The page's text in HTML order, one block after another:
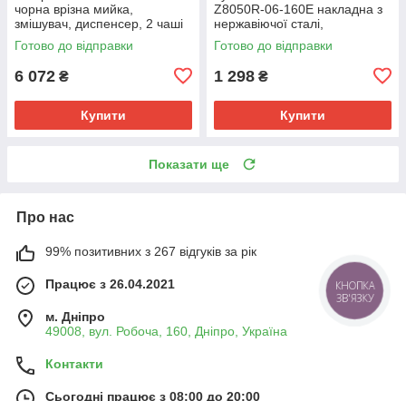
чорна врізна мийка,
змішувач, диспенсер, 2 чаші
(MX0585)
Готово до відправки
6 072 ₴
Купити
Z8050R-06-160E накладна з
нержавіючої сталі,
прямокутна 80х50 см з
крилом (ZX1613)
Готово до відправки
1 298 ₴
Купити
Показати ще
Про нас
99% позитивних з 267 відгуків за рік
Працює з 26.04.2021
м. Дніпро
49008, вул. Робоча, 160, Дніпро, Україна
Контакти
Сьогодні працює з 08:00 до 20:00
КНОПКА
ЗВ'ЯЗКУ